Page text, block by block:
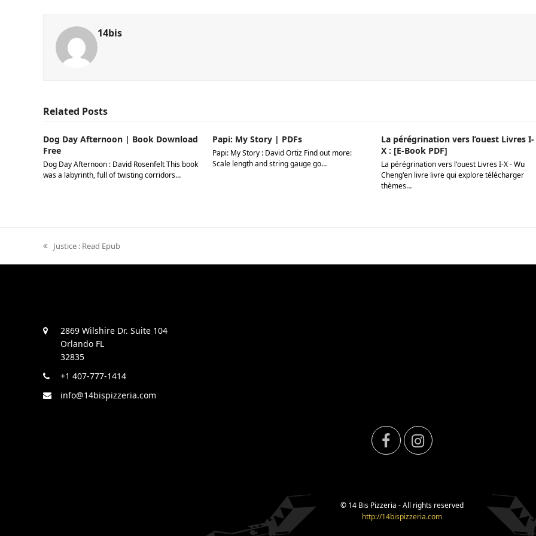
14bis
Related Posts
Dog Day Afternoon | Book Download
Free
Dog Day Afternoon : David Rosenfelt This book
was a labyrinth, full of twisting corridors…
Papi: My Story | PDFs
Papi: My Story : David Ortiz Find out more:
Scale length and string gauge go…
La pérégrination vers l’ouest Livres I-
X : [E-Book PDF]
La pérégrination vers l'ouest Livres I-X - Wu
Cheng'en livre livre qui explore télécharger
thèmes…
previous
Justice : Read Epub
2869 Wilshire Dr. Suite 104
Orlando FL
32835
+1 407-777-1414
info@14bispizzeria.com
F
e
t
© 14 Bis Pizzeria - All rights reserved
http://14bispizzeria.com